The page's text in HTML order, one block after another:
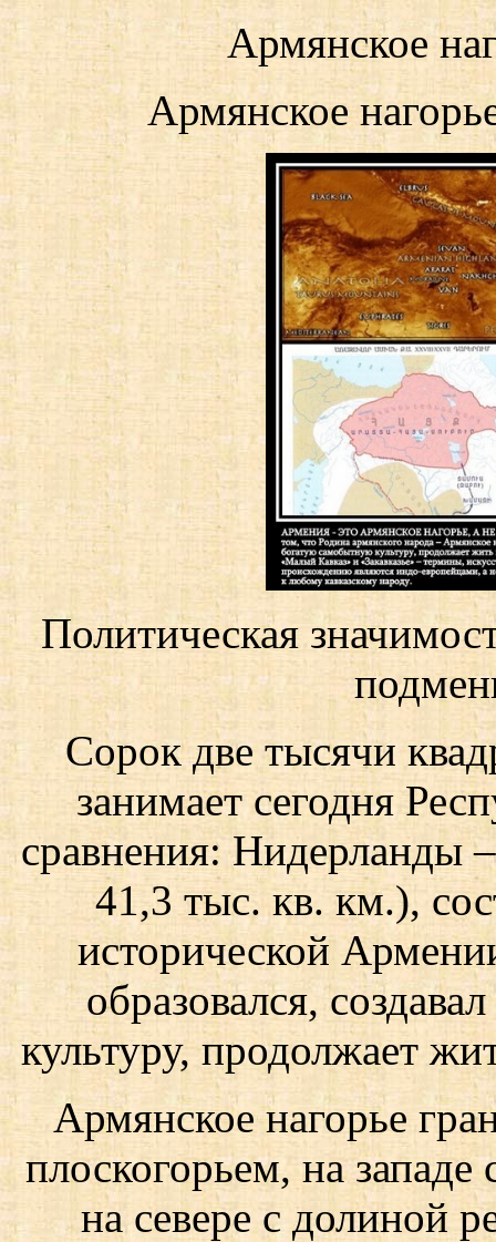
Армянское
Армянское
Политическая
Сорок две тысячи
занимает сегодня
сравнения: Нидерланды
41,3 тыс. кв. км.),
исторической
образовался,
культуру, продолжает
Армянское нагорье
плоскогорьем, на
на севере с долиной